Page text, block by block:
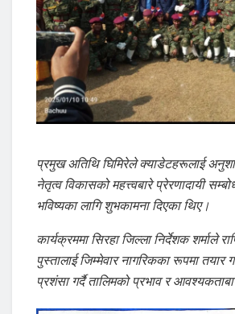
प्रमुख अतिथि घिमिरेले क्याडेटहरूलाई
नेतृत्व विकासको महत्त्वबारे प्रेरणादायी
भविष्यका लागि शुभकामना दिएका थिए।
कार्यक्रममा सिरहा जिल्ला निर्देशक शर्माले
पुस्तालाई जिम्मेवार नागरिकका रूपमा तयार
प्रशंसा गर्दै तालिमको प्रभाव र